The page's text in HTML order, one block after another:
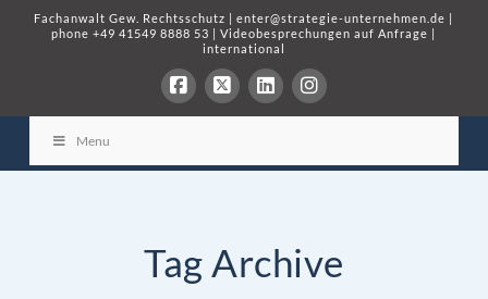
Fachanwalt Gew. Rechtsschutz |enter@strategie-unternehmen.de |
phone+49 41549 8888 53 |Videobesprechungen auf Anfrage |
international
Menu
Tag Archive